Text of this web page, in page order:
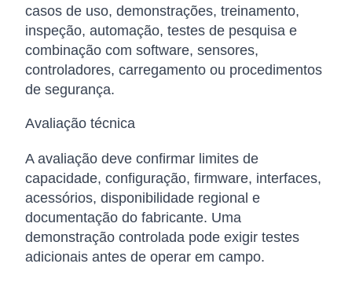
casos de uso, demonstrações, treinamento,
inspeção, automação, testes de pesquisa e
combinação com software, sensores,
controladores, carregamento ou procedimentos
de segurança.
Avaliação técnica
A avaliação deve confirmar limites de
capacidade, configuração, firmware, interfaces,
acessórios, disponibilidade regional e
documentação do fabricante. Uma
demonstração controlada pode exigir testes
adicionais antes de operar em campo.